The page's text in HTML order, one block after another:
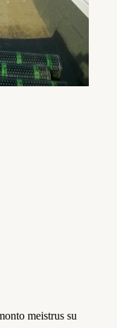
meistrus su